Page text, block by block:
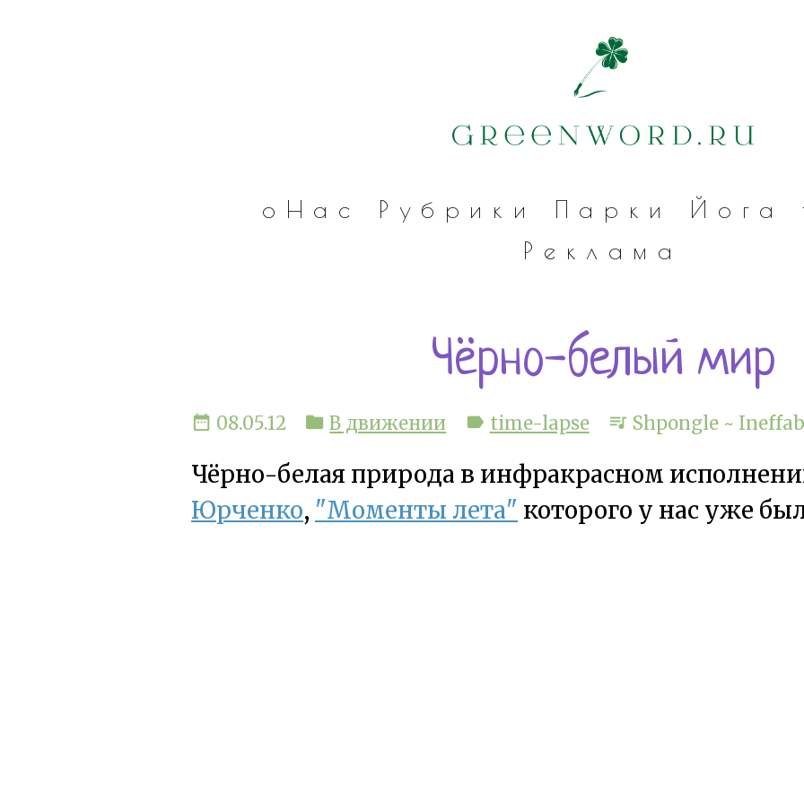
оНас Рубрики Парки Йога
Реклама
Чёрно-белый мир
date_range 08.05.12 folder В движении label time-lapse queue_music Shpongle ~
Чёрно-белая природа в инфракрасном
Юрченко, "Моменты лета" которого у нас уже